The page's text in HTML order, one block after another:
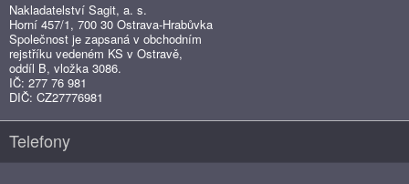
Nakladatelství Sagit, a. s.
Horní 457/1, 700 30 Ostrava-Hrabůvka
Společnost je zapsaná v obchodním
rejstříku vedeném KS v Ostravě,
oddíl B, vložka 3086.
IČ: 277 76 981
DIČ: CZ27776981
Telefony